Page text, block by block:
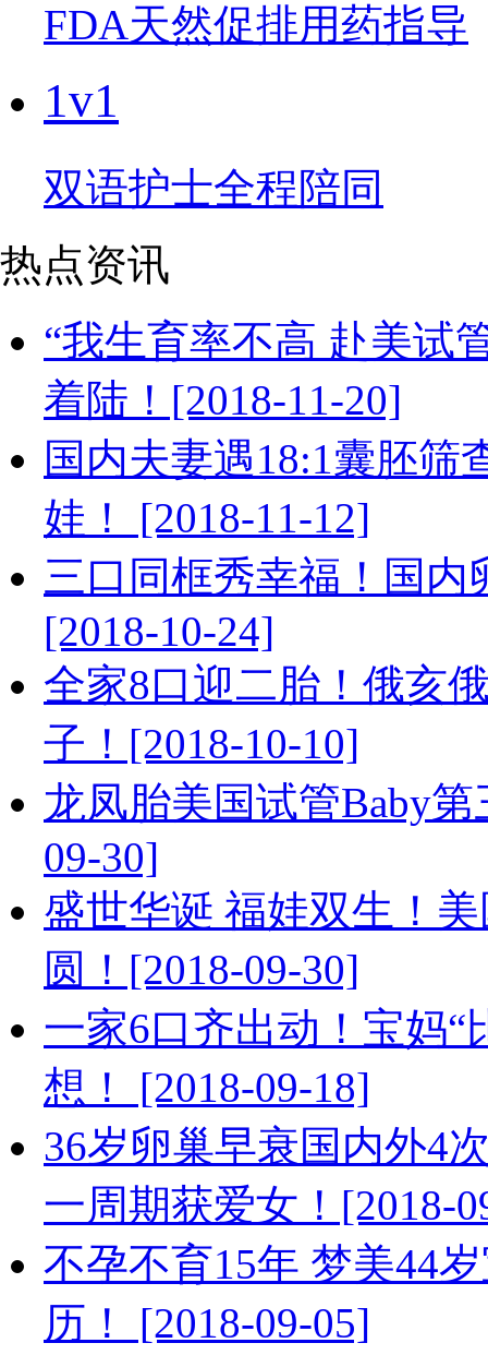
FDA天然促排用药指导
1v1
双语护士全程陪同
热点资讯
“我生育率不高 赴美试
着陆！[2018-11-20]
国内夫妻遇18:1囊胚筛
娃！ [2018-11-12]
三口同框秀幸福！国
[2018-10-24]
全家8口迎二胎！俄亥
子！[2018-10-10]
龙凤胎美国试管Baby
09-30]
盛世华诞 福娃双生！
圆！[2018-09-30]
一家6口齐出动！宝妈“
想！ [2018-09-18]
36岁卵巢早衰国内外4
一周期获爱女！[2018-
不孕不育15年 梦美44
历！ [2018-09-05]